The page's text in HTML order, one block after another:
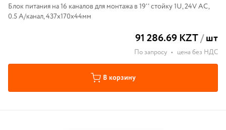
Блок питания на 16 каналов для монтажа в 19'' стойку 1U, 24V AC,
0.5 A/канал, 437x170x44мм
91 286.69 KZT/шт
По запросу • цена без НДС
В корзину